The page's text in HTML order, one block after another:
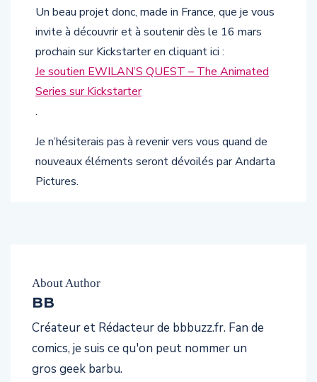
Un beau projet donc, made in France, que je vous
invite à découvrir et à soutenir dès le 16 mars
prochain sur Kickstarter en cliquant ici :
Je soutien EWILAN’S QUEST – The Animated
Series sur Kickstarter
.
Je n’hésiterais pas à revenir vers vous quand de
nouveaux éléments seront dévoilés par Andarta
Pictures.
About Author
BB
Créateur et Rédacteur de bbbuzz.fr. Fan de
comics, je suis ce qu'on peut nommer un
gros geek barbu.